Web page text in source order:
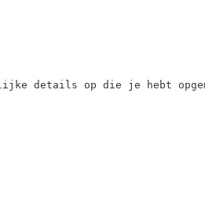
details op die je hebt